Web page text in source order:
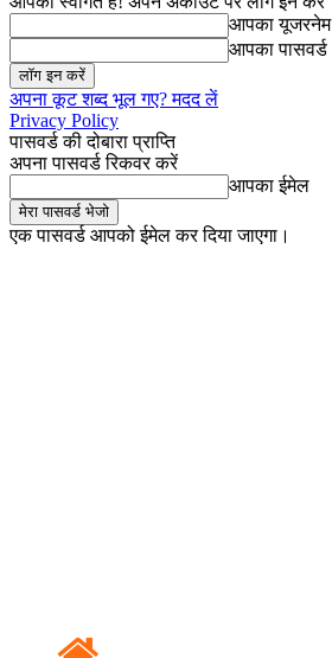
आपका यूजरनेम
आपका पासवर्ड
अपना कूट शब्द भूल गए? मदद लें
Privacy Policy
पासवर्ड की दोबारा प्राप्ति
अपना पासवर्ड रिकवर करें
आपका ईमेल
एक पासवर्ड आपको ईमेल कर दिया जाएगा।